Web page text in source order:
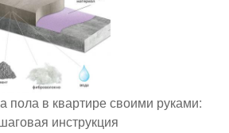
пола в квартире своими руками:
инструкция